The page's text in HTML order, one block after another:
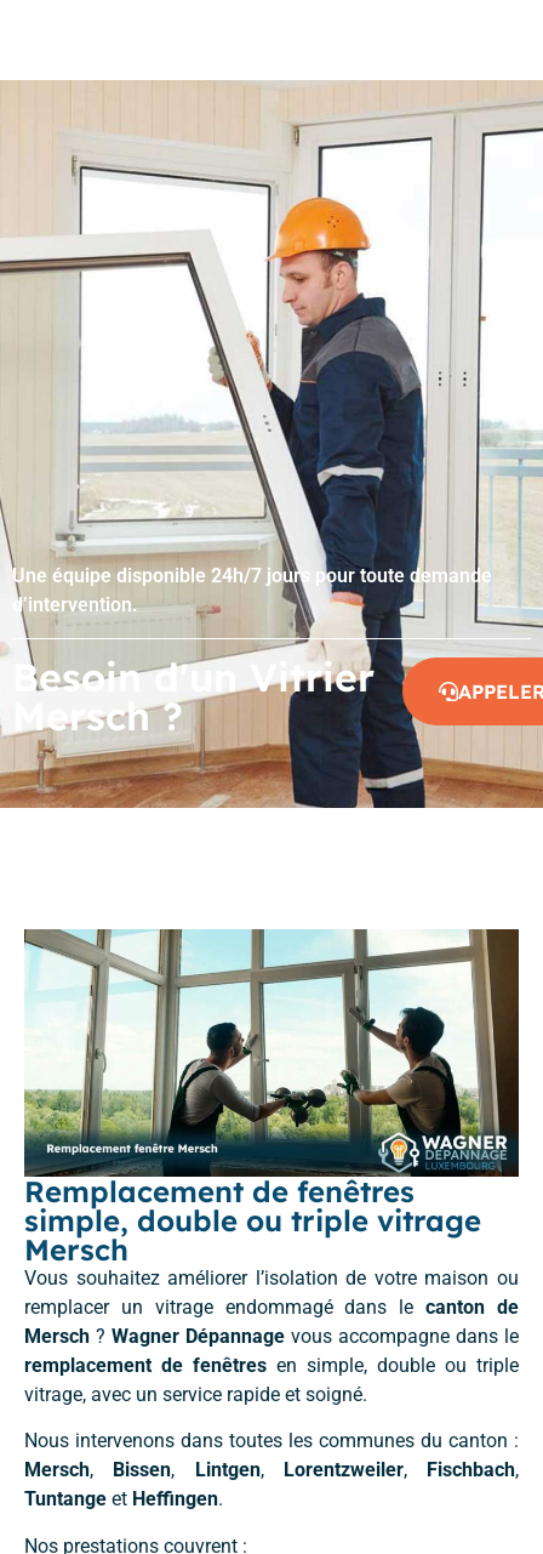
Une équipe disponible 24h/7 jours pour toute demande
d’intervention.
Besoin d'un Vitrier
Mersch ?
Remplacement de fenêtres
simple, double ou triple vitrage
Mersch
Vous souhaitez améliorer l’isolation de votre maison ou
remplacer un vitrage endommagé dans lecanton de
Mersch ? Wagner Dépannage vous accompagne dans le
remplacement de fenêtres en simple, double ou triple
vitrage, avec un service rapide et soigné.
Nous intervenons dans toutes les communes du canton :
Mersch, Bissen, Lintgen, Lorentzweiler, Fischbach,
Tuntange et Heffingen.
Nos prestations couvrent :